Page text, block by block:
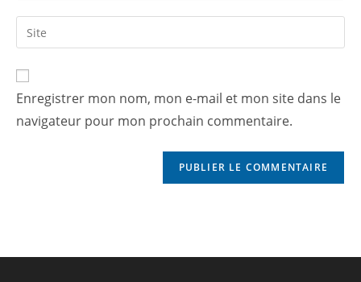
Enregistrer mon nom, mon e-mail et mon site dans le
navigateur pour mon prochain commentaire.